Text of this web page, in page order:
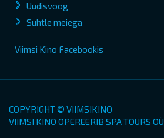
Uudisvoog
Suhtle meiega
Viimsi Kino Facebookis
COPYRIGHT © VIIMSIKINO
VIIMSI KINO OPEREERIB SPA TOURS OÜ